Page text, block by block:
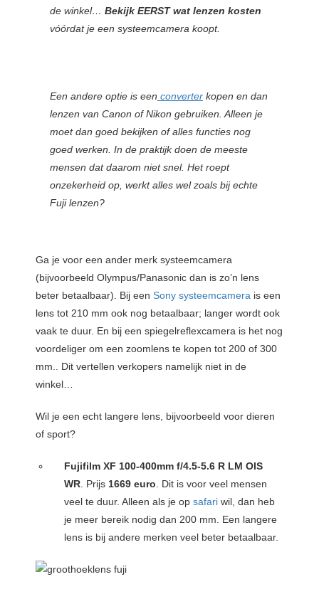
de winkel… Bekijk EERST wat lenzen kosten
vóórdat je een systeemcamera koopt.
Een andere optie is een converter kopen en dan
lenzen van Canon of Nikon gebruiken. Alleen je
moet dan goed bekijken of alles functies nog
goed werken. In de praktijk doen de meeste
mensen dat daarom niet snel. Het roept
onzekerheid op, werkt alles wel zoals bij echte
Fuji lenzen?
Ga je voor een ander merk systeemcamera
(bijvoorbeeld Olympus/Panasonic dan is zo’n lens
beter betaalbaar). Bij een Sony systeemcamera is een
lens tot 210 mm ook nog betaalbaar; langer wordt ook
vaak te duur. En bij een spiegelreflexcamera is het nog
voordeliger om een zoomlens te kopen tot 200 of 300
mm.. Dit vertellen verkopers namelijk niet in de
winkel…
Wil je een echt langere lens, bijvoorbeeld voor dieren
of sport?
Fujifilm XF 100-400mm f/4.5-5.6 R LM OIS
WR . Prijs 1669 euro . Dit is voor veel mensen
veel te duur. Alleen als je opsafari wil, dan heb
je meer bereik nodig dan 200 mm. Een langere
lens is bij andere merken veel beter betaalbaar.